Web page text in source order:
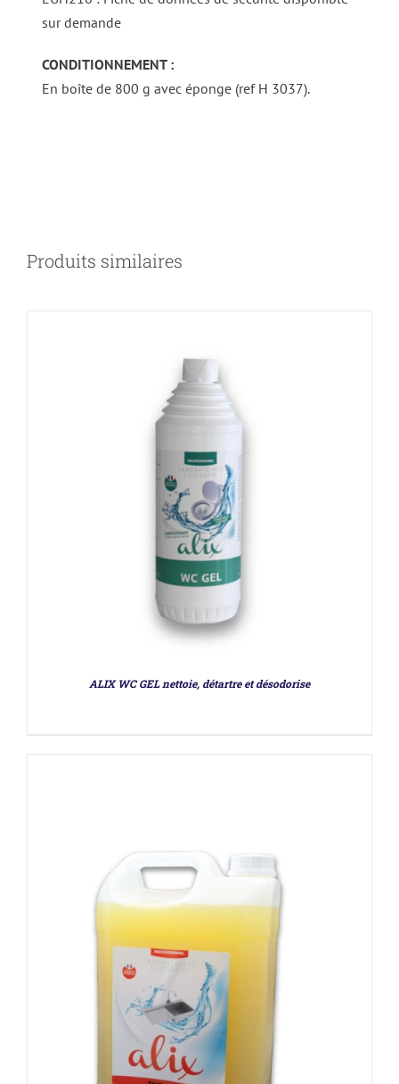
sur demande
CONDITIONNEMENT :
En boîte de 800 g avec éponge (ref H 3037).
Produits similaires
ALIX WC GEL nettoie, détartre et désodorise
DÉTAILS